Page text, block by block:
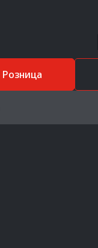
Розница